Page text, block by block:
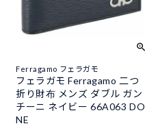
Ferragamo フェラガモ
フェラガモ Ferragamo 二つ
折り財布 メンズ ダブル ガン
チーニ ネイビー 66A063 DO
NE